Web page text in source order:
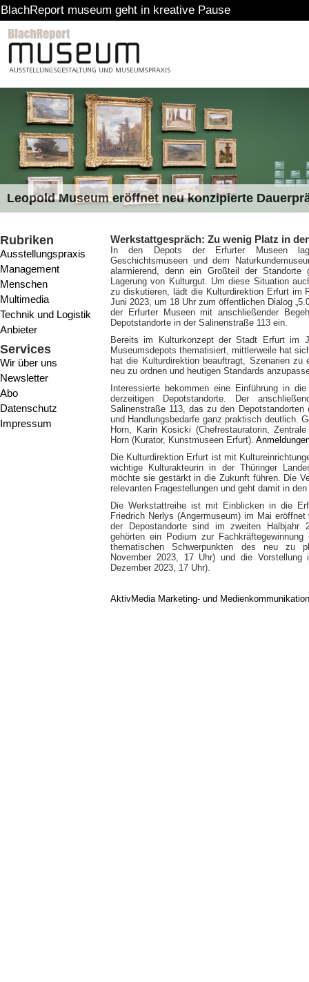
museum geht in kreative Pause
Leopold Museum eröffnet neu konzipierte
Rubriken
Ausstellungspraxis
Management
Menschen
Multimedia
Technik und Logistik
Anbieter
Services
Wir über uns
Newsletter
Abo
Datenschutz
Impressum
Werkstattgespräch: Zu wenig Platz in
In den Depots der Erfurter Museen
Geschichtsmuseen und dem
alarmierend, denn ein Großteil der
Lagerung von Kulturgut. Um diese Situation
zu diskutieren, lädt die Kulturdirektion Erfurt im
Juni 2023, um 18 Uhr zum öffentlichen Dialog
der Erfurter Museen mit anschließender
Depotstandorte in der Salinenstraße 113 ein.
Bereits im Kulturkonzept der Stadt Erfurt im
Museumsdepots thematisiert, mittlerweile hat
hat die Kulturdirektion beauftragt, Szenarien
neu zu ordnen und heutigen Standards
Interessierte bekommen eine Einführung in
derzeitigen Depotstandorte. Der
Salinenstraße 113, das zu den
und Handlungsbedarfe ganz praktisch deutlich.
Horn, Karin Kosicki (Chefrestauratorin,
Horn (Kurator, Kunstmuseen Erfurt).
Die Kulturdirektion Erfurt ist mit
wichtige Kulturakteurin in der Thüringer
möchte sie gestärkt in die Zukunft führen. Die
relevanten Fragestellungen und geht damit in
Die Werkstattreihe ist mit Einblicken in die
Friedrich Nerlys (Angermuseum) im Mai
der Depostandorte sind im zweiten Halbjahr
gehörten ein Podium zur
thematischen Schwerpunkten des neu zu
November 2023, 17 Uhr) und die
Dezember 2023, 17 Uhr).
AktivMedia Marketing- und